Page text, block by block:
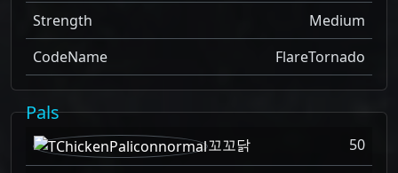
Strength
Medium
CodeName
FlareTornado
Pals
꼬꼬닭
50